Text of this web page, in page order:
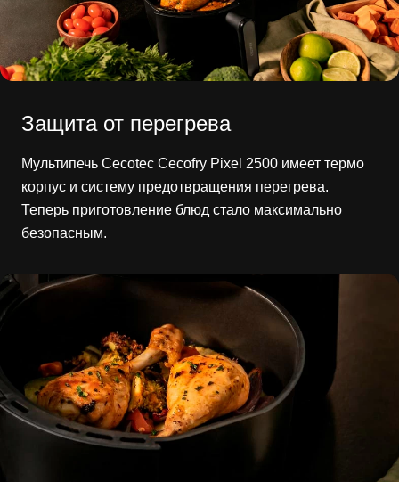
Защита от перегрева
Мультипечь Cecotec Cecofry Pixel 2500 имеет термо
корпус и систему предотвращения перегрева.
Теперь приготовление блюд стало максимально
безопасным.